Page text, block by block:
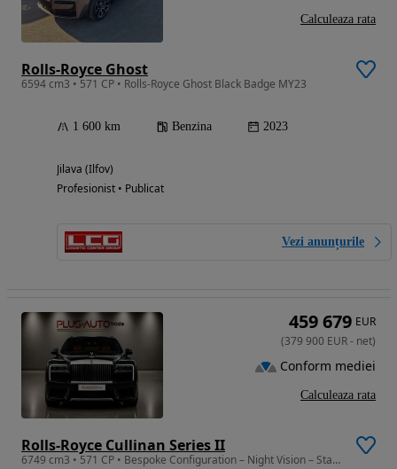
Rolls-Royce Ghost
6594 cm3 • 571 CP • Rolls-Royce Ghost Black Badge MY23
1 600 km Benzina 2023
Jilava (Ilfov)
Profesionist • Publicat
Vezi anunțurile
Calculeaza rata
Rolls-Royce Cullinan Series II
6749 cm3 • 571 CP • Bespoke Configuration – Night Vision – Starlight Headliner
459 679 EUR
(379 900 EUR- net)
Conform mediei
Calculeaza rata